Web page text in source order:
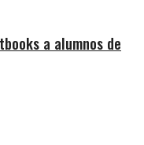
a alumnos de